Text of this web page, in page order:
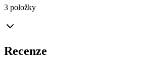
3 položky
Recenze